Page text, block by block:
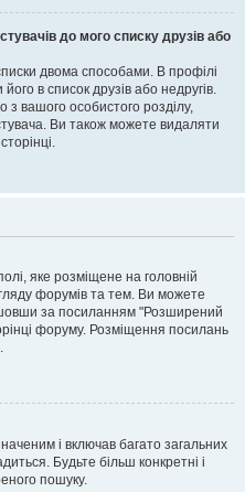
до мого списку друзів або
двома способами. В профілі
в список друзів або недругів.
з вашого особистого розділу,
Ви також можете видаляти
яке розміщене на головній
форумів та тем. Ви можете
за посиланням "Розширений
форуму. Розміщення посилань
і включав багато загальних
Будьте більш конкретні і
пошуку.